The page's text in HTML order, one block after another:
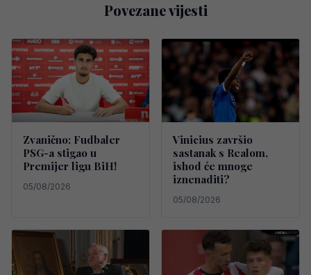
Povezane vijesti
Zvanično: Fudbaler
PSG-a stigao u
Premijer ligu BiH!
05/08/2026
Vinicius završio
sastanak s Realom,
ishod će mnoge
iznenaditi?
05/08/2026